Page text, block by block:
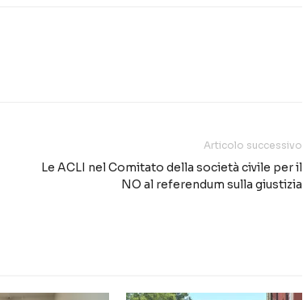
Articolo successivo
Le ACLI nel Comitato della società civile per il
NO al referendum sulla giustizia